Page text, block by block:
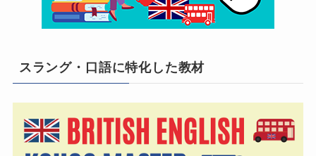
スラング・口語に特化した教材